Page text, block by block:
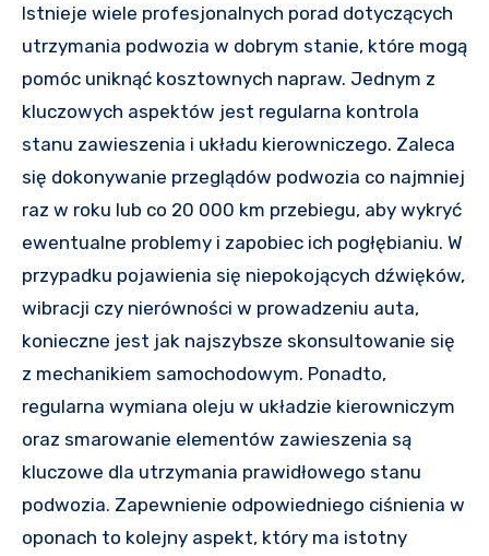
Istnieje wiele profesjonalnych porad dotyczących
utrzymania podwozia w dobrym stanie, które mogą
pomóc uniknąć kosztownych napraw. Jednym z
kluczowych aspektów jest regularna kontrola
stanu zawieszenia i układu kierowniczego. Zaleca
się dokonywanie przeglądów podwozia co najmniej
raz w roku lub co 20 000 km przebiegu, aby wykryć
ewentualne problemy i zapobiec ich pogłębianiu. W
przypadku pojawienia się niepokojących dźwięków,
wibracji czy nierówności w prowadzeniu auta,
konieczne jest jak najszybsze skonsultowanie się
z mechanikiem samochodowym. Ponadto,
regularna wymiana oleju w układzie kierowniczym
oraz smarowanie elementów zawieszenia są
kluczowe dla utrzymania prawidłowego stanu
podwozia. Zapewnienie odpowiedniego ciśnienia w
oponach to kolejny aspekt, który ma istotny